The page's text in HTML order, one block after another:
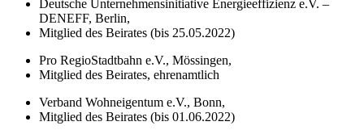
Deutsche Unternehmensinitiative Energieeffizienz e.V. –
DENEFF, Berlin,
Mitglied des Beirates (bis 25.05.2022)
Pro RegioStadtbahn e.V., Mössingen,
Mitglied des Beirates, ehrenamtlich
Verband Wohneigentum e.V., Bonn,
Mitglied des Beirates (bis 01.06.2022)